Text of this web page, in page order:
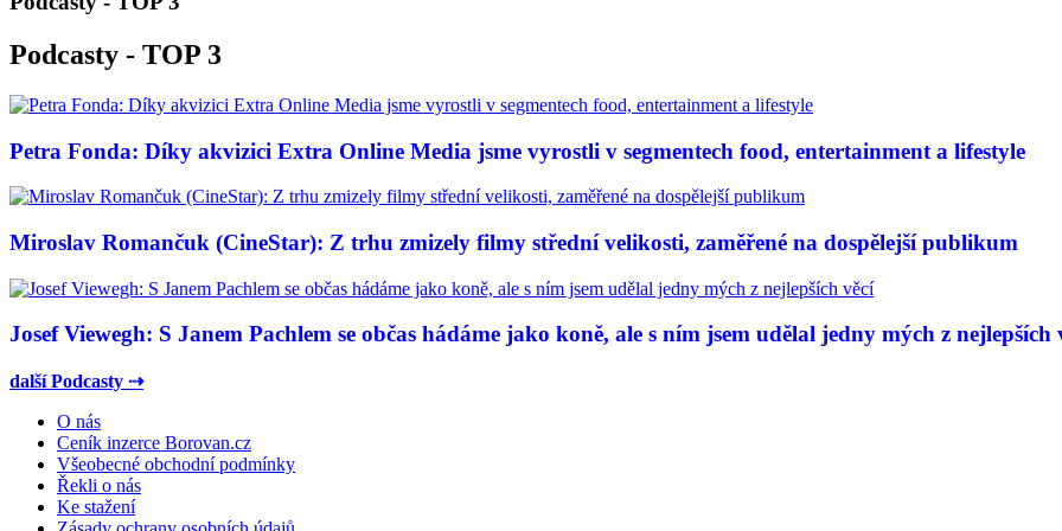
Podcasty - TOP 3
Petra Fonda: Díky akvizici Extra Online Media jsme vyrostli v segmentech food, entertainment a lifestyle
Miroslav Romančuk (CineStar): Z trhu zmizely filmy střední velikosti, zaměřené na dospělejší publikum
Josef Viewegh: S Janem Pachlem se občas hádáme jako koně, ale s ním jsem udělal jedny mých z nejlepších
další Podcasty ⇢
O nás
Ceník inzerce Borovan.cz
Všeobecné obchodní podmínky
Řekli o nás
Ke stažení